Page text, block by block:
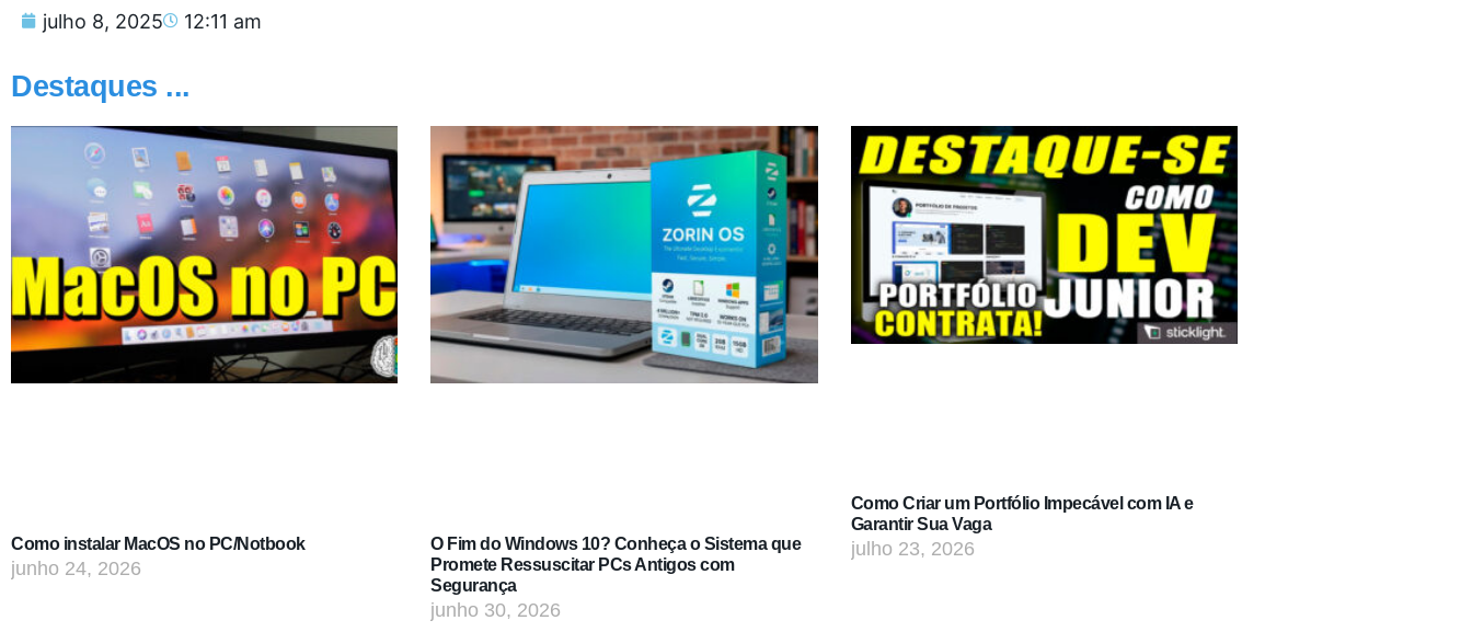
julho 8, 2025 12:11 am
Destaques ...
Como instalar MacOS no PC/Notbook
junho 24, 2026
O Fim do Windows 10? Conheça o Sistema que
Promete Ressuscitar PCs Antigos com
Segurança
junho 30, 2026
Como Criar um Portfólio Impecável com IA e
Garantir Sua Vaga
julho 23, 2026